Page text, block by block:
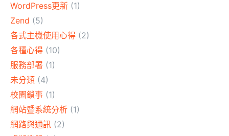
WordPress更新 (1)
Zend (5)
各式主機使用心得 (2)
各種心得 (10)
服務部署 (1)
未分類 (4)
校園鎖事 (1)
網站暨系統分析 (1)
網路與通訊 (2)